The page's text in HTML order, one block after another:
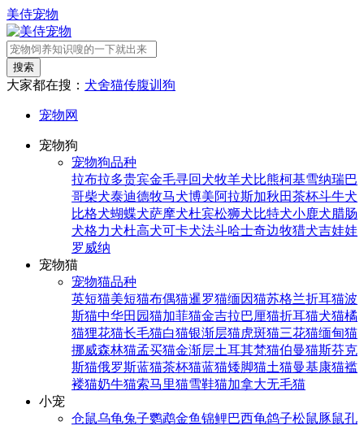
美侍宠物
搜索
大家都在搜： 犬舍猫传腹训狗
宠物网
宠物狗
宠物狗品种
拉布拉多贵宾金毛寻回犬牧羊犬比熊柯基雪纳瑞巴
哥柴犬泰迪德牧马犬博美阿拉斯加秋田茶杯斗牛犬
比格犬蝴蝶犬萨摩犬杜宾松狮犬比特犬小鹿犬腊肠
犬格力犬杜高犬可卡犬法斗哈士奇边牧猎犬吉娃娃
罗威纳
宠物猫
宠物猫品种
英短猫美短猫布偶猫暹罗猫缅因猫苏格兰折耳猫波
斯猫中华田园猫加菲猫金吉拉巴厘猫折耳猫犬猫橘
猫狸花猫长毛猫白猫银渐层猫虎斑猫三花猫缅甸猫
挪威森林猫孟买猫金渐层土耳其梵猫伯曼猫斯芬克
斯猫俄罗斯蓝猫茶杯猫蓝猫矮脚猫土猫曼基康猫褴
褛猫奶牛猫索马里猫雪鞋猫加拿大无毛猫
小宠
仓鼠乌龟兔子鹦鹉金鱼锦鲤巴西龟鸽子松鼠豚鼠孔